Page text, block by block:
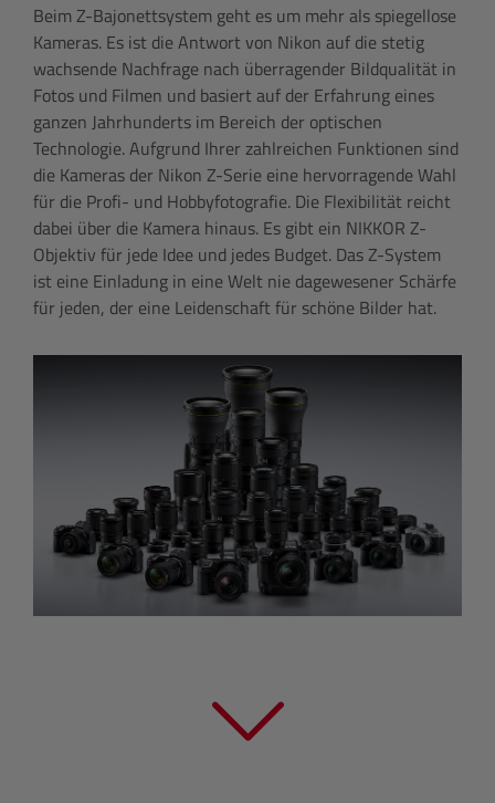
Beim Z-Bajonettsystem geht es um mehr als spiegellose
Kameras. Es ist die Antwort von Nikon auf die stetig
wachsende Nachfrage nach überragender Bildqualität in
Fotos und Filmen und basiert auf der Erfahrung eines
ganzen Jahrhunderts im Bereich der optischen
Technologie. Aufgrund Ihrer zahlreichen Funktionen sind
die Kameras der Nikon Z-Serie eine hervorragende Wahl
für die Profi- und Hobbyfotografie. Die Flexibilität reicht
dabei über die Kamera hinaus. Es gibt ein NIKKOR Z-
Objektiv für jede Idee und jedes Budget. Das Z-System
ist eine Einladung in eine Welt nie dagewesener Schärfe
für jeden, der eine Leidenschaft für schöne Bilder hat.